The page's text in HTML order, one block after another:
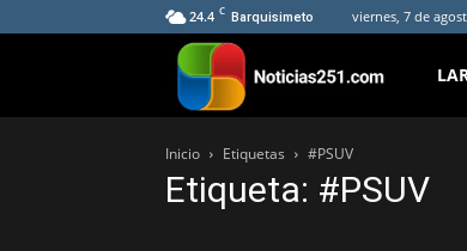
24.4 C Barquisimeto viernes, 7 de
Inicio Etiquetas #PSUV
Etiqueta: #PSUV